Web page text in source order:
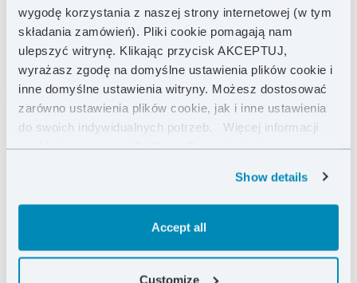
wygodę korzystania z naszej strony internetowej (w tym
składania zamówień). Pliki cookie pomagają nam
ulepszyć witrynę. Klikając przycisk AKCEPTUJ,
wyrażasz zgodę na domyślne ustawienia plików cookie i
inne domyślne ustawienia witryny. Możesz dostosować
zarówno ustawienia plików cookie, jak i inne ustawienia
do swoich indywidualnych potrzeb.
Więcej informacji
znajdziesz w naszejPolityce Prywatności .
Show details
Accept all
Customize